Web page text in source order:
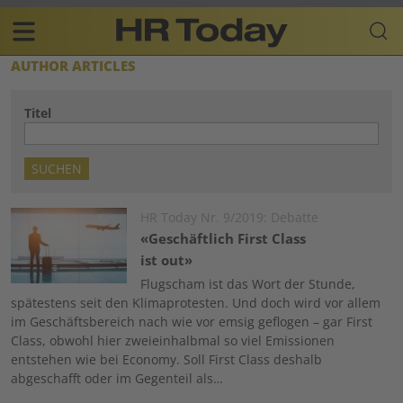
Skip
content
Plattform
für
Human
Main
DE
AUTHOR ARTICLES
Titel
Image HR Today Nr. 9/2019: Debatte
«Geschäftlich First Class
ist out»
Flugscham ist das Wort der Stunde,
spätestens seit den Klimaprotesten. Und doch wird vor allem
im Geschäftsbereich nach wie vor emsig geflogen – gar First
Class, obwohl hier zweieinhalbmal so viel Emissionen
entstehen wie bei Economy. Soll First Class deshalb
abgeschafft oder im Gegenteil als…